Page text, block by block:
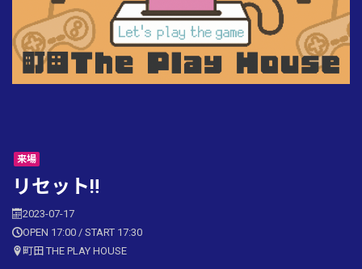
来場
リセット‼︎
2023-07-17
OPEN 17:00 / START 17:30
町田 THE PLAY HOUSE